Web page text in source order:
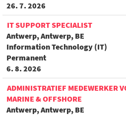
26. 7. 2026
IT SUPPORT SPECIALIST
Antwerp, Antwerp, BE
Information Technology (IT)
Permanent
6. 8. 2026
ADMINISTRATIEF MEDEWERKER
MARINE & OFFSHORE
Antwerp, Antwerp, BE